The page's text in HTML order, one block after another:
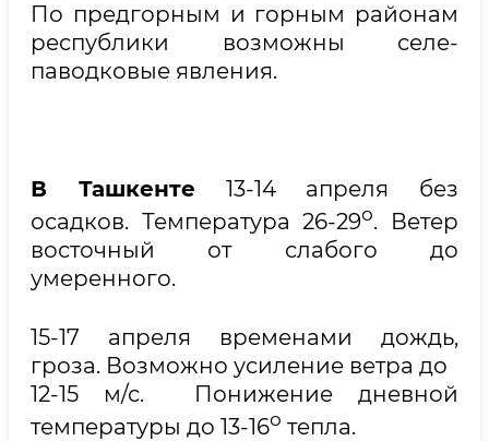
По предгорным и горным районам
республики возможны селе-
паводковые явления.
В Ташкенте 13-14 апреля без
осадков. Температура 26-29о. Ветер
восточный от слабого до
умеренного.
15-17 апреля временами дождь,
гроза. Возможно усиление ветра до
12-15 м/с. Понижение дневной
температуры до 13-16о тепла.